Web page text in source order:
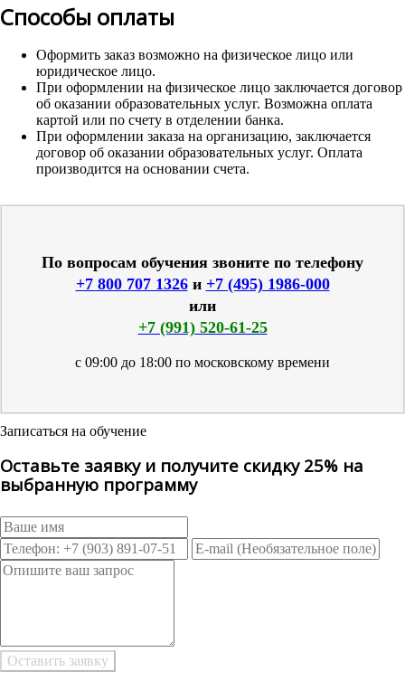
Способы оплаты
Оформить заказ возможно на физическое лицо или
юридическое лицо.
При оформлении на физическое лицо заключается договор
об оказании образовательных услуг. Возможна оплата
картой или по счету в отделении банка.
При оформлении заказа на организацию, заключается
договор об оказании образовательных услуг. Оплата
производится на основании счета.
По вопросам обучения звоните по телефону
+7 800 707 1326и +7 (495) 1986-000
или
+7 (991) 520-61-25
с 09:00 до 18:00 по московскому времени
Записаться на обучение
Оставьте заявку и получите скидку 25% на
выбранную программу